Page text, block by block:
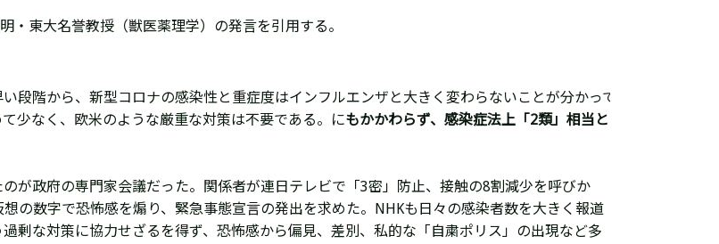
・東大名誉教授（獣医薬理学） の発言を引用する。
段階から、新型コロナの感染性と重症度はインフルエンザと大きく変わらないことが分かって
少なく、欧米のような厳重な対策は不要である。
にもかかわらず、感染症法上「2類」相当とい
が政府の専門家会議だった。関係者が連日テレビで「3密」防止、接触の8割減少を呼びか
の数字で恐怖感を煽り、緊急事態宣言の発出を求めた。NHKも日々の感染者数を大きく報道
剰な対策に協力せざるを得ず、恐怖感から偏見、差別、私的な「自粛ポリス」の出現など多